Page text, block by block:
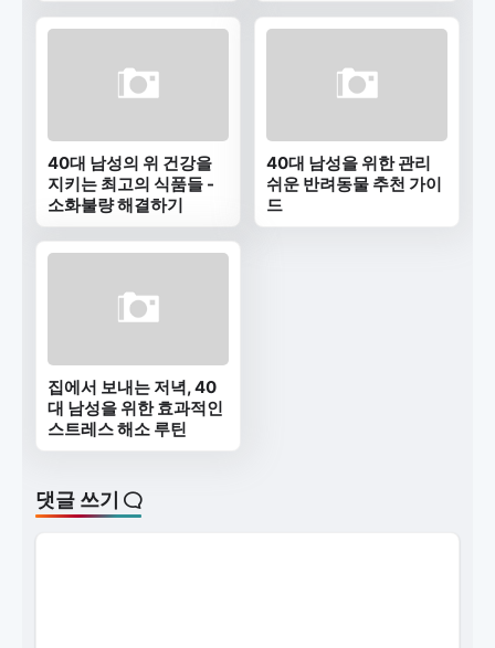
40대 남성의 위 건강을
지키는 최고의 식품들 -
소화불량 해결하기
40대 남성을 위한 관리
쉬운 반려동물 추천 가이
드
집에서 보내는 저녁, 40
대 남성을 위한 효과적인
스트레스 해소 루틴
댓글 쓰기